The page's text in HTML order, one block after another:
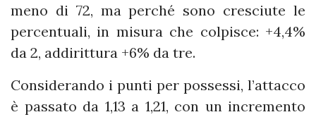
meno di 72, ma perché sono cresciute le
percentuali, in misura che colpisce: +4,4%
da 2, addirittura +6% da tre.
Considerando i punti per possessi, l’attacco
è passato da 1,13 a 1,21, con un incremento